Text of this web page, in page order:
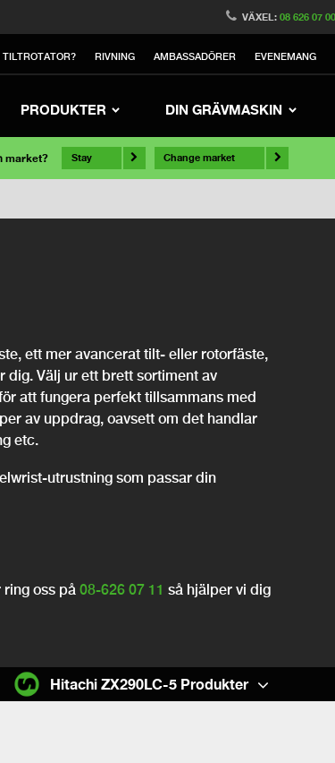
VÄXEL:08 626 07 00
TILTROTATOR? RIVNING AMBASSADÖRER EVENEMANG
PRODUKTER DIN GRÄVMASKIN
market? Stay Change market
ett mer avancerat tilt- eller rotorfäste,
dig. Välj ur ett brett sortiment av
att fungera perfekt tillsammans med
av uppdrag, oavsett om det handlar
etc.
utrustning som passar din
oss på 08-626 07 11 så hjälper vi dig
Hitachi ZX290LC-5 Produkter